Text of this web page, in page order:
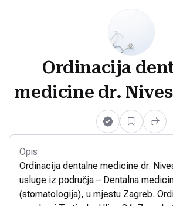
Ordinacija
medicine dr.
Opis
Ordinacija dentalne medicine dr.
usluge iz područja – Dentalna
(stomatologija), u mjestu Zagreb.